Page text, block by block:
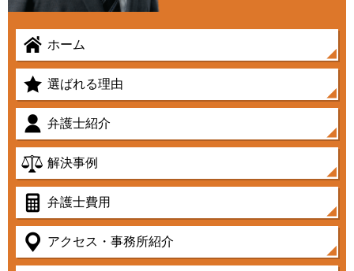
ホーム
選ばれる理由
弁護士紹介
解決事例
弁護士費用
アクセス・事務所紹介